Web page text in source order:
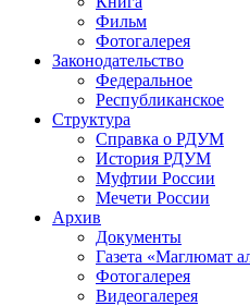
Фильм
Фотогалерея
Законодательство
Федеральное
Республиканское
Структура
Справка о РДУМ
История РДУМ
Муфтии России
Мечети России
Архив
Документы
Газета «Маглюмат
Фотогалерея
Видеогалерея